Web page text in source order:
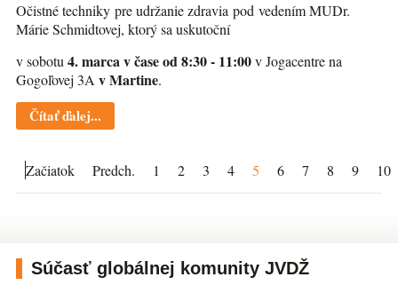
Očistné techniky pre udržanie zdravia pod vedením MUDr.
Márie Schmidtovej, ktorý sa uskutoční
v sobotu4. marca v čase od 8:30 - 11:00v Jogacentre na
Gogoľovej 3Av Martine.
Čítať ďalej...
Začiatok Predch. 1 2 3 4 5 6 7 8 9 10
Súčasť globálnej komunity JVDŽ